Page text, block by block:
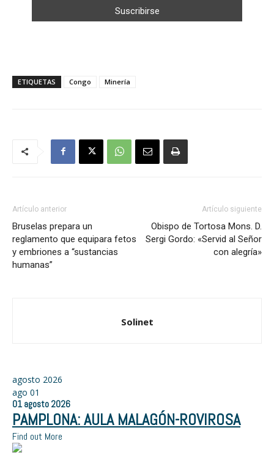
ETIQUETAS Congo Minería
Artículo anterior
Bruselas prepara un
reglamento que equipara fetos
y embriones a “sustancias
humanas”
Artículo siguiente
Obispo de Tortosa Mons. D.
Sergi Gordo: «Servid al Señor
con alegría»
Solinet
agosto 2026
ago 01
01 agosto 2026
PAMPLONA: AULA MALAGÓN-ROVIROSA
Find out More